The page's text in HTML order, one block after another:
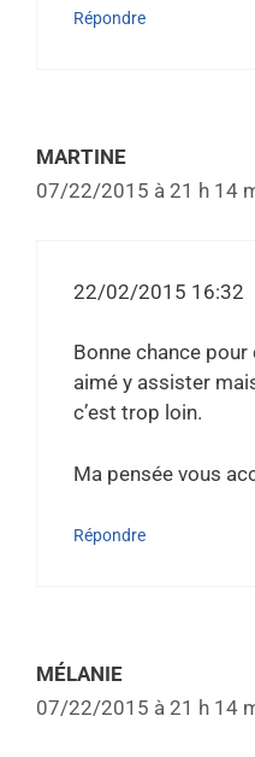
Répondre
MARTINE
07/22/2015 à 21 h 14
22/02/2015 16:32
Bonne chance pour
aimé y assister
c’est trop loin.
Ma pensée vous
Répondre
MÉLANIE
07/22/2015 à 21 h 14